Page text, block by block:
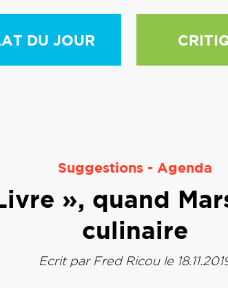
DU JOUR
Suggestions - Agenda
», quand
culinaire
Ecrit par Fred Ricoule